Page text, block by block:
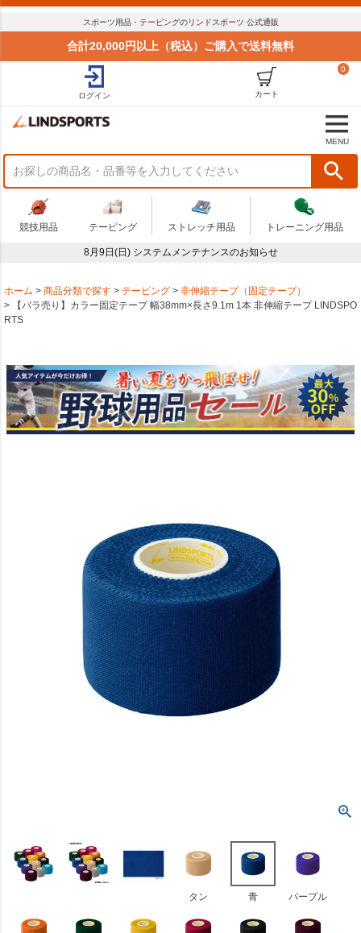
スポーツ用品・テーピングのリンドスポーツ 公式通販
合計20,000円以上（税込）ご購入で送料無料
ログイン
0
カート
MENU
競技用品 テーピング ストレッチ用品 トレーニング用品
8月9日(日) システムメンテナンスのお知らせ
ホーム 商品分類で探す テーピング
非伸縮テープ（固定テープ）
【バラ売り】カラー固定テープ 幅38mm×長さ9.1m 1本 非伸縮テープ LINDSPO
RTS
タン 青 パープル